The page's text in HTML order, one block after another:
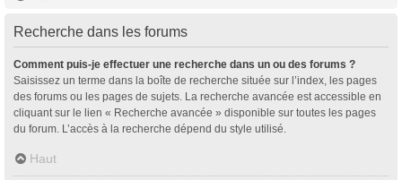
Recherche dans les forums
Comment puis-je effectuer une recherche dans un ou des forums ?
Saisissez un terme dans la boîte de recherche située sur l’index, les pages
des forums ou les pages de sujets. La recherche avancée est accessible en
cliquant sur le lien « Recherche avancée » disponible sur toutes les pages
du forum. L’accès à la recherche dépend du style utilisé.
Haut